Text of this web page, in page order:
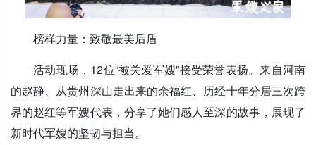
榜样力量：致敬最美后盾
活动现场，12位“被关爱军嫂”接受荣誉表扬。来自河南
的赵静、从贵州深山走出来的余福红、历经十年分居三次跨
界的赵红等军嫂代表，分享了她们感人至深的故事，展现了
新时代军嫂的坚韧与担当。